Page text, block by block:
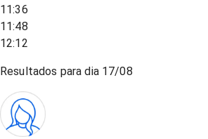
11:36
11:48
12:12
Resultados para dia 17/08